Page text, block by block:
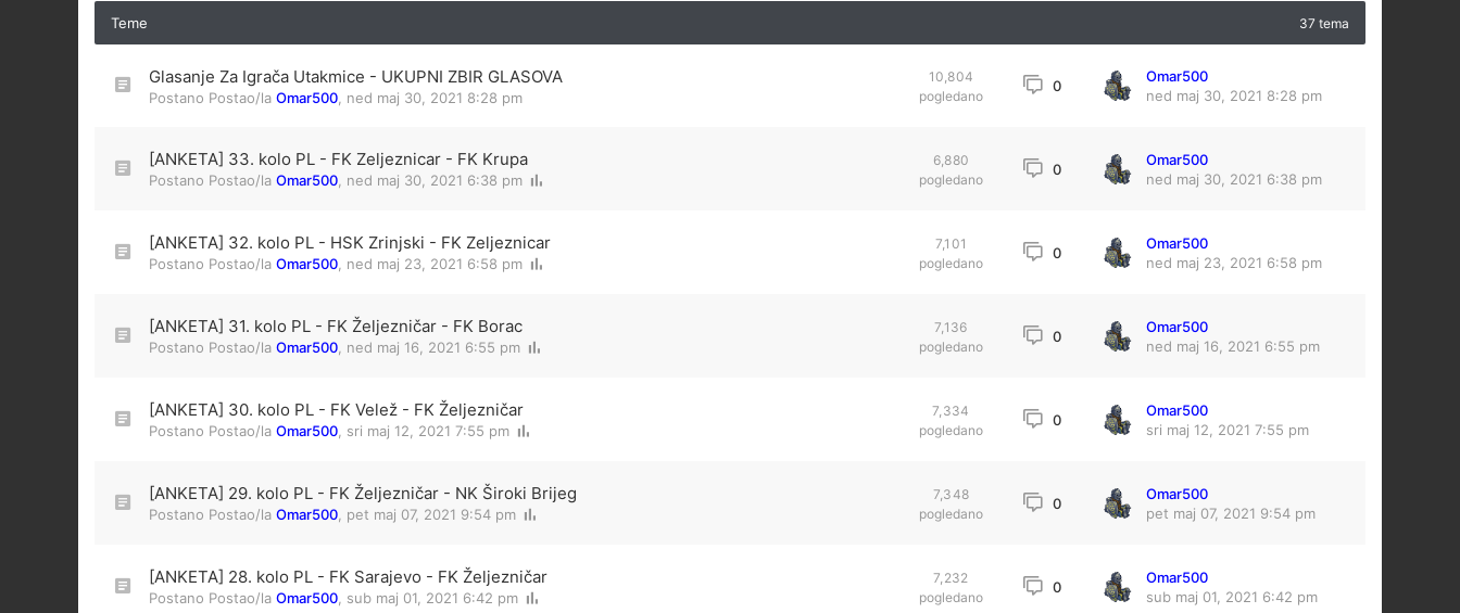
Teme 37 tema
Glasanje Za Igrača Utakmice - UKUPNI ZBIR GLASOVA
Postano Postao/la Omar500 ned maj 30, 2021 8:28 pm
10,804
pogledano
0
Omar500
ned maj 30, 2021 8:28 pm
[ANKETA] 33. kolo PL - FK Zeljeznicar - FK Krupa
Postano Postao/la Omar500 ned maj 30, 2021 6:38 pm
6,880
pogledano
0
Omar500
ned maj 30, 2021 6:38 pm
[ANKETA] 32. kolo PL - HSK Zrinjski - FK Zeljeznicar
Postano Postao/la Omar500 ned maj 23, 2021 6:58 pm
7,101
pogledano
0
Omar500
ned maj 23, 2021 6:58 pm
[ANKETA] 31. kolo PL - FK Željezničar - FK Borac
Postano Postao/la Omar500 ned maj 16, 2021 6:55 pm
7,136
pogledano
0
Omar500
ned maj 16, 2021 6:55 pm
[ANKETA] 30. kolo PL - FK Velež - FK Željezničar
Postano Postao/la Omar500 sri maj 12, 2021 7:55 pm
7,334
pogledano
0
Omar500
sri maj 12, 2021 7:55 pm
[ANKETA] 29. kolo PL - FK Željezničar - NK Široki Brijeg
Postano Postao/la Omar500 pet maj 07, 2021 9:54 pm
7,348
pogledano
0
Omar500
pet maj 07, 2021 9:54 pm
[ANKETA] 28. kolo PL - FK Sarajevo - FK Željezničar
Postano Postao/la Omar500 sub maj 01, 2021 6:42 pm
7,232
pogledano
0
Omar500
sub maj 01, 2021 6:42 pm